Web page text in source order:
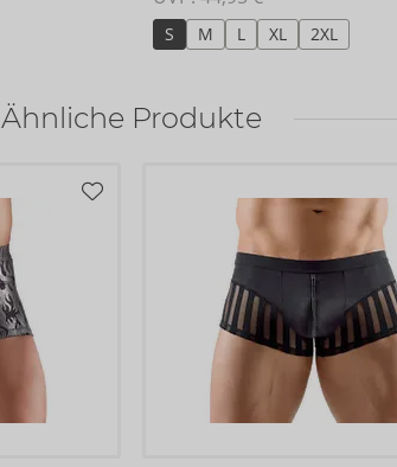
S M L XL 2XL
Ähnliche Produkte